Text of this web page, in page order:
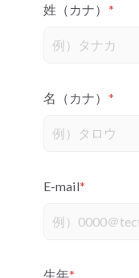
姓（カナ） *
名（カナ） *
E-mail*
生年*